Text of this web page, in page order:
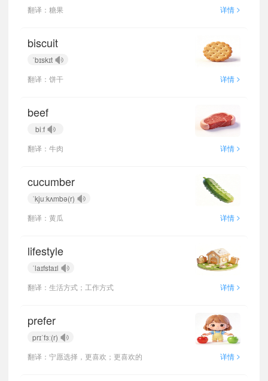
翻译：糖果
详情 >
biscuit
ˈbɪskɪt
翻译：饼干
详情 >
beef
biːf
翻译：牛肉
详情 >
cucumber
ˈkjuːkʌmbə(r)
翻译：黄瓜
详情 >
lifestyle
ˈlaɪfstaɪl
翻译：生活方式；工作方式
详情 >
prefer
prɪˈfɜː(r)
翻译：宁愿选择，更喜欢；更喜欢的
详情 >